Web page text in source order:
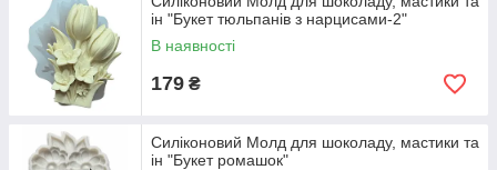
ін "Букет тюльпанів з нарцисами-2"
В наявності
179 ₴
Силіконовий Молд для шоколаду, мастики та
ін "Букет ромашок"